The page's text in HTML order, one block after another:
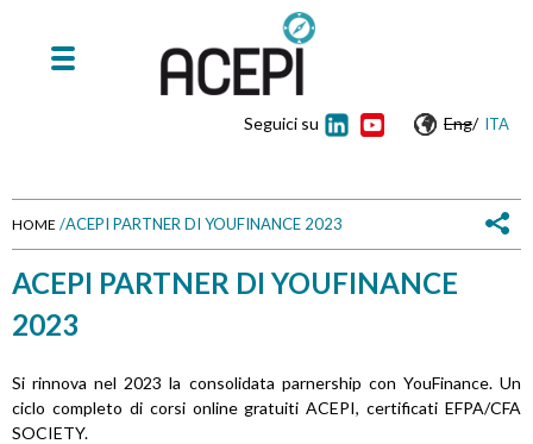
Eng/ ITA
Seguici su
u
e
HOME /ACEPI PARTNER DI YOUFINANCE 2023
ACEPI PARTNER DI YOUFINANCE
2023
Si rinnova nel 2023 la consolidata parnership con YouFinance. Un
ciclo completo di corsi online gratuiti ACEPI, certificati EFPA/CFA
SOCIETY.